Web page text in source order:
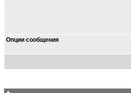
Опции сообщения